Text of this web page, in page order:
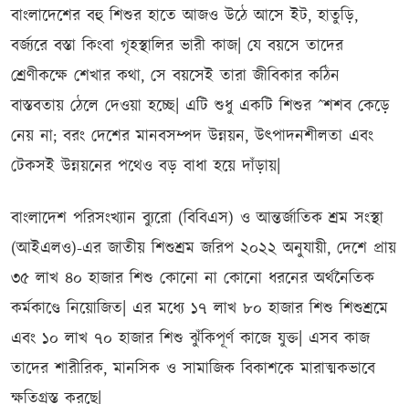
বাংলাদেশের বহু শিশুর হাতে আজও উঠে আসে ইট, হাতুড়ি,
বর্জ্যরে বস্তা কিংবা গৃহস্থালির ভারী কাজ| যে বয়সে তাদের
শ্রেণীকক্ষে শেখার কথা, সে বয়সেই তারা জীবিকার কঠিন
বাস্তবতায় ঠেলে দেওয়া হচ্ছে| এটি শুধু একটি শিশুর ˆশশব কেড়ে
নেয় না; বরং দেশের মানবসম্পদ উন্নয়ন, উৎপাদনশীলতা এবং
টেকসই উন্নয়নের পথেও বড় বাধা হয়ে দাঁড়ায়|
বাংলাদেশ পরিসংখ্যান ব্যুরো (বিবিএস) ও আন্তর্জাতিক শ্রম সংস্থা
(আইএলও)-এর জাতীয় শিশুশ্রম জরিপ ২০২২ অনুযায়ী, দেশে প্রায়
৩৫ লাখ ৪০ হাজার শিশু কোনো না কোনো ধরনের অর্থনৈতিক
কর্মকাণ্ডে নিয়োজিত| এর মধ্যে ১৭ লাখ ৮০ হাজার শিশু শিশুশ্রমে
এবং ১০ লাখ ৭০ হাজার শিশু ঝুঁকিপূর্ণ কাজে যুক্ত| এসব কাজ
তাদের শারীরিক, মানসিক ও সামাজিক বিকাশকে মারাত্মকভাবে
ক্ষতিগ্রস্ত করছে|